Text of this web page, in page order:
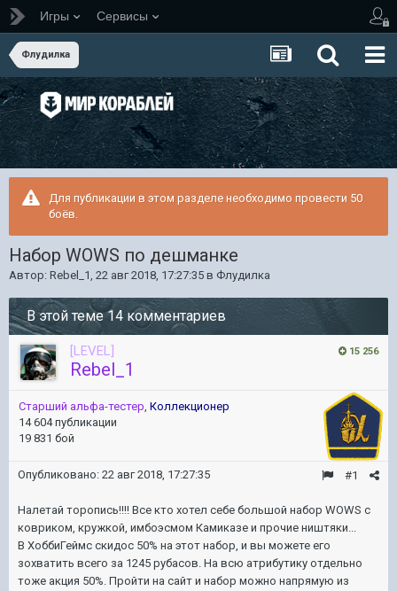
Игры Сервисы
Флудилка
Для публикации в этом разделе необходимо провести 50
боёв.
Набор WOWS по дешманке
Автор: Rebel_1, 22 авг 2018, 17:27:35 в Флудилка
В этой теме 14 комментариев
15 256
[LEVEL]
Rebel_1
Старший альфа-тестер, Коллекционер
14 604 публикации
19 831 бой
#1
Опубликовано: 22 авг 2018, 17:27:35
Налетай торопись!!!! Все кто хотел себе большой набор WOWS с
ковриком, кружкой, имбоэсмом Камиказе и прочие ништяки...
В ХоббиГеймс скидос 50% на этот набор, и вы можете его
зохватить всего за 1245 рубасов. На всю атрибутику отдельно
тоже акция 50%. Пройти на сайт и набор можно напрямую из